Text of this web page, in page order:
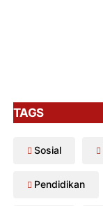
TAGS
Sosial
Pendidikan